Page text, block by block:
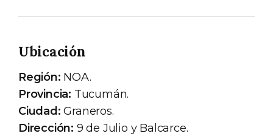
Ubicación
Región: NOA.
Provincia: Tucumán.
Ciudad: Graneros.
Dirección: 9 de Julio y Balcarce.